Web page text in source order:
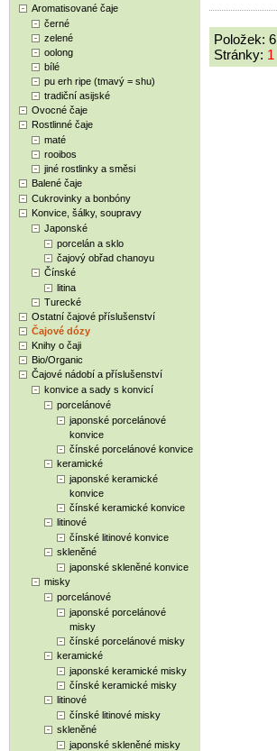
Aromatisované čaje
černé
zelené
oolong
bílé
pu erh ripe (tmavý = shu)
tradiční asijské
Ovocné čaje
Rostlinné čaje
maté
rooibos
jiné rostlinky a směsi
Balené čaje
Cukrovinky a bonbóny
Konvice, šálky, soupravy
Japonské
porcelán a sklo
čajový obřad chanoyu
Čínské
litina
Turecké
Ostatní čajové příslušenství
Čajové dózy
Knihy o čaji
Bio/Organic
Čajové nádobí a příslušenství
konvice a sady s konvicí
porcelánové
japonské porcelánové
konvice
čínské porcelánové konvice
keramické
japonské keramické
konvice
čínské keramické konvice
litinové
čínské litinové konvice
skleněné
japonské skleněné konvice
misky
porcelánové
japonské porcelánové
misky
čínské porcelánové misky
keramické
japonské keramické misky
čínské keramické misky
litinové
čínské litinové misky
skleněné
japonské skleněné misky
Položek: 6
Stránky: 1